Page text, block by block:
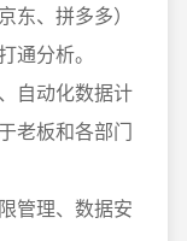
东、拼多多）
通分析。
自动化数据计
老板和各部门
管理、数据安